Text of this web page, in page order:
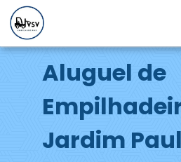
Aluguel de
Jardim